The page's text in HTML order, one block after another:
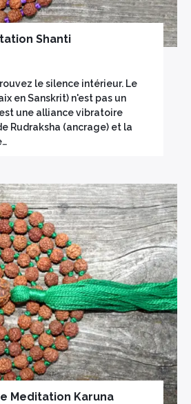
Shanti
le silence intérieur. Le
en Sanskrit) n'est pas un
une alliance vibratoire
Rudraksha (ancrage) et la
Meditation Karuna